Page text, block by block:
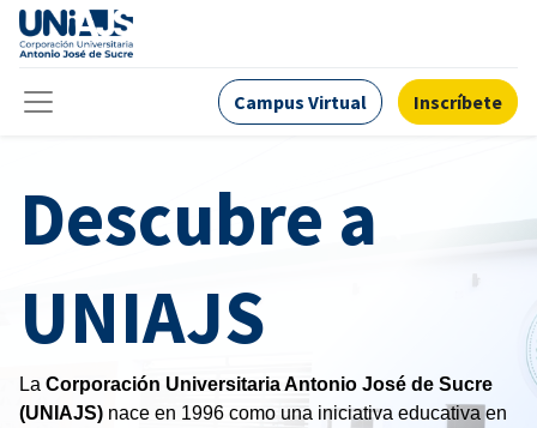
Campus Virtual Inscríbete
Descubre a
UNIAJS
La Corporación Universitaria Antonio José de Sucre
(UNIAJS) nace en 1996 como una iniciativa educativa en